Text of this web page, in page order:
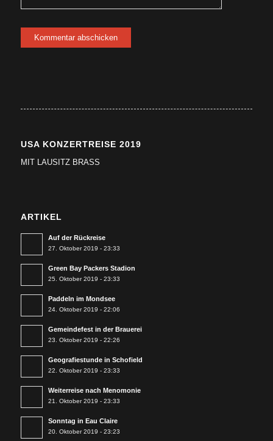
USA KONZERTREISE 2019
MIT LAUSITZ BRASS
ARTIKEL
Auf der Rückreise
27. Oktober 2019 - 23:33
Green Bay Packers Stadion
25. Oktober 2019 - 23:33
Paddeln im Mondsee
24. Oktober 2019 - 22:06
Gemeindefest in der Brauerei
23. Oktober 2019 - 22:26
Geografiestunde in Schofield
22. Oktober 2019 - 23:33
Weiterreise nach Menomonie
21. Oktober 2019 - 23:33
Sonntag in Eau Claire
20. Oktober 2019 - 23:23